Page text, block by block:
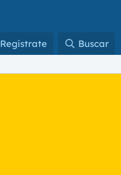
Regístrate Buscar